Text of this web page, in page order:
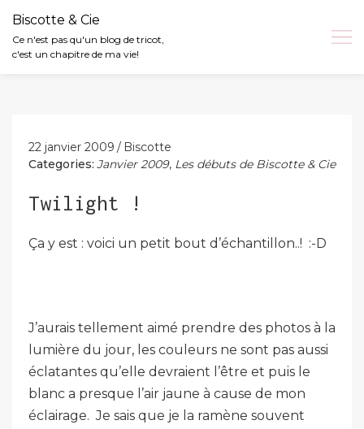
Biscotte & Cie
Ce n'est pas qu'un blog de tricot,
c'est un chapitre de ma vie!
22 janvier 2009
Biscotte
Categories: Janvier 2009, Les débuts de Biscotte & Cie
Twilight !
Ça y est : voici un petit bout d’échantillon..! :-D
J’aurais tellement aimé prendre des photos à la
lumière du jour, les couleurs ne sont pas aussi
éclatantes qu’elle devraient l’être et puis le
blanc a presque l’air jaune à cause de mon
éclairage. Je sais que je la ramène souvent